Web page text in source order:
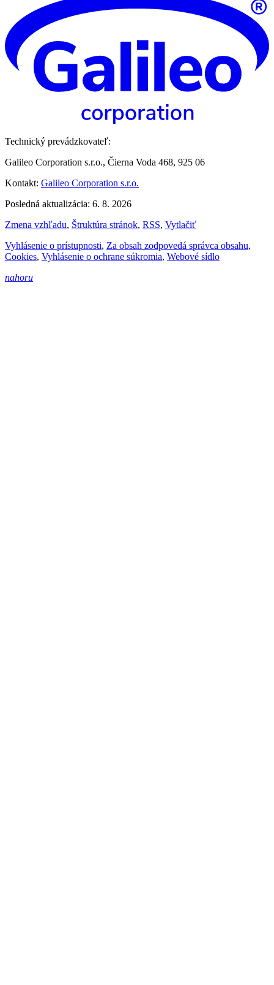
Technický prevádzkovateľ:
Galileo Corporation s.r.o., Čierna Voda 468, 925 06
Kontakt: Galileo Corporation s.r.o.
Posledná aktualizácia: 6. 8. 2026
Zmena vzhľadu, Štruktúra stránok, RSS, Vytlačiť
Vyhlásenie o prístupnosti, Za obsah zodpovedá správca obsahu,
Cookies, Vyhlásenie o ochrane súkromia, Webové sídlo
nahoru